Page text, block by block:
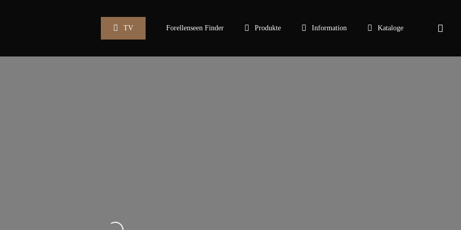
TV Forellenseen Finder Produkte Information Kataloge
Wird geladen …